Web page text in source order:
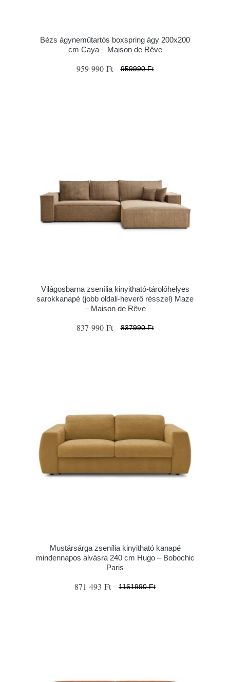
Bézs ágyneműtartós boxspring ágy 200x200
cm Caya – Maison de Rêve
959 990 Ft 959990 Ft
Világosbarna zsenília kinyitható-tárolóhelyes
sarokkanapé (jobb oldali-heverő résszel) Maze
– Maison de Rêve
837 990 Ft 837990 Ft
Mustársárga zsenília kinyitható kanapé
mindennapos alvásra 240 cm Hugo – Bobochic
Paris
871 493 Ft 1161990 Ft